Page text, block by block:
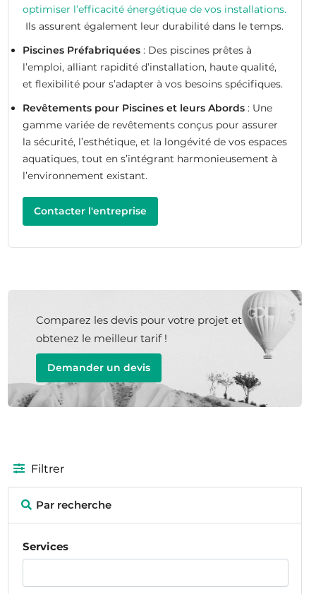
optimiser l’efficacité énergétique de vos installations.
Ils assurent également leur durabilité dans le temps.
Piscines Préfabriquées: Des piscines prêtes à
l’emploi, alliant rapidité d’installation, haute qualité,
et flexibilité pour s’adapter à vos besoins spécifiques.
Revêtements pour Piscines et leurs Abords: Une
gamme variée de revêtements conçus pour assurer
la sécurité, l’esthétique, et la longévité de vos espaces
aquatiques, tout en s’intégrant harmonieusement à
l’environnement existant.
Contacter l'entreprise
Comparez les devis pour votre projet et
obtenez le meilleur tarif !
Demander un devis
Filtrer
Par recherche
Services